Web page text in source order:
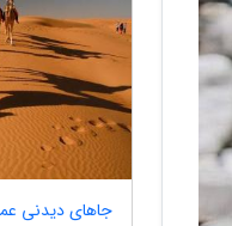
جاهای دیدنی